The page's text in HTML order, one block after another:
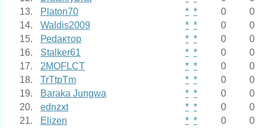
13.
Platon70 * * 0
0
14.
Waldis2009 * * 0
0
15.
Реdактор * * 0
0
16.
Stalker61 * * 0
0
17.
2MOFLCT * * 0
0
18.
TrTtpTm * * 0
0
19.
Baraka Jungwa * * 0
0
20.
ednzxt * * 0
0
21.
Elizen * * 0
0